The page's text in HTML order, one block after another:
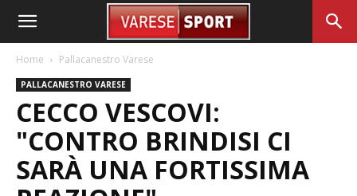
Home Pallacanestro Varese
PALLACANESTRO VARESE
CECCO VESCOVI:
"CONTRO BRINDISI CI
SARÀ UNA FORTISSIMA